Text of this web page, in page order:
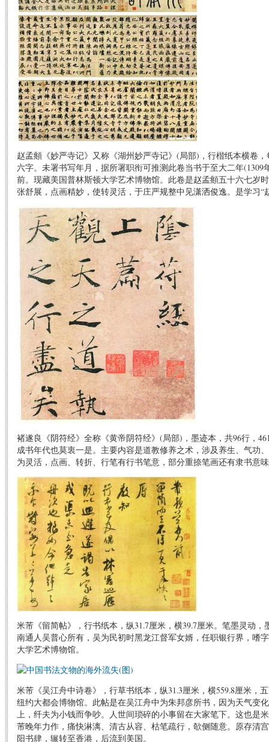
赵孟頫《妙严寺记》又称《湖州妙严寺记》(局部)，行楷纸本横卷
六字。未署书写年月，据所署职衔可推测此卷当书于至大二年(1309
前。现藏美国普林斯顿大学艺术博物馆。此卷是赵孟頫五十六七岁
张舒展，点画精妙，使转灵活，于庄严规整中见潇洒俊逸。是学习“
褚遂良《阴符经》全称《黄帝阴符经》(局部)，墨迹本，共96行，
成书年代也莫衷一是。主要内容是道教修养之术，涉及养生、气功
为灵活，点画、转折、行笔有行书笔意，部分重捺笔画还有隶书意
米芾《留简帖》，行书纸本，纵31.7厘米，横39.7厘米。笔墨灵动
南通人吴普心所有，吴为民初时黑龙江督军女婿，任职银行界，嗜
大学艺术博物馆。
米芾《吴江舟中诗卷》，行草书纸本，纵31.3厘米，横559.8厘米，
纽约大都会博物馆。此帖是在吴江舟中为朱邦彦所书，因为天气变
上，纤夫为小钱而争吵。人世间琐碎的小事留在大家笔下。这也是
芾晚年力作，痛快淋漓、清古从容、枯笔疏行，欹侧随意。原存清
阳书肆，辗转至香港，后流到美国。